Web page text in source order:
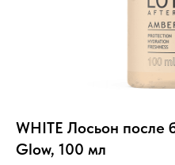
WHITE Лосьон
Glow, 100 мл